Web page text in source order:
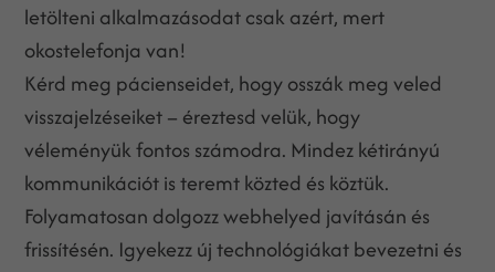
letölteni alkalmazásodat csak azért, mert
okostelefonja van!
Kérd meg pácienseidet, hogy osszák meg veled
visszajelzéseiket – éreztesd velük, hogy
véleményük fontos számodra. Mindez kétirányú
kommunikációt is teremt közted és köztük.
Folyamatosan dolgozz webhelyed javításán és
frissítésén. Igyekezz új technológiákat bevezetni és